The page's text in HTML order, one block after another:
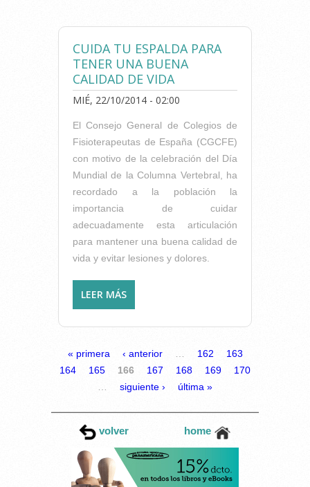
CUIDA TU ESPALDA PARA
TENER UNA BUENA
CALIDAD DE VIDA
MIÉ, 22/10/2014 - 02:00
El Consejo General de Colegios de
Fisioterapeutas de España (CGCFE)
con motivo de la celebración del Día
Mundial de la Columna Vertebral, ha
recordado a la población la
importancia de cuidar
adecuadamente esta articulación
para mantener una buena calidad de
vida y evitar lesiones y dolores.
LEER MÁS
PARA TENER UNA BUENA
CALIDAD DE VIDA
PÁGINAS
« primera ‹ anterior 162
163
164
165 166 167 168 169
170
siguiente › última »
volver home